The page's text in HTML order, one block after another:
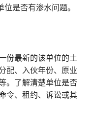
是否有渗水问题。
份最新的该单位的土
配、入伙年份、原业
。了解清楚单位是否
令、租约、诉讼或其